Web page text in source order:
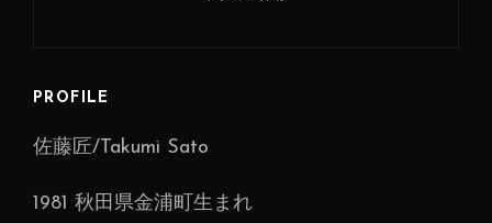
ー
シ
ン
PROFILE
佐藤匠/Takumi Sato
1981 秋田県金浦町生まれ